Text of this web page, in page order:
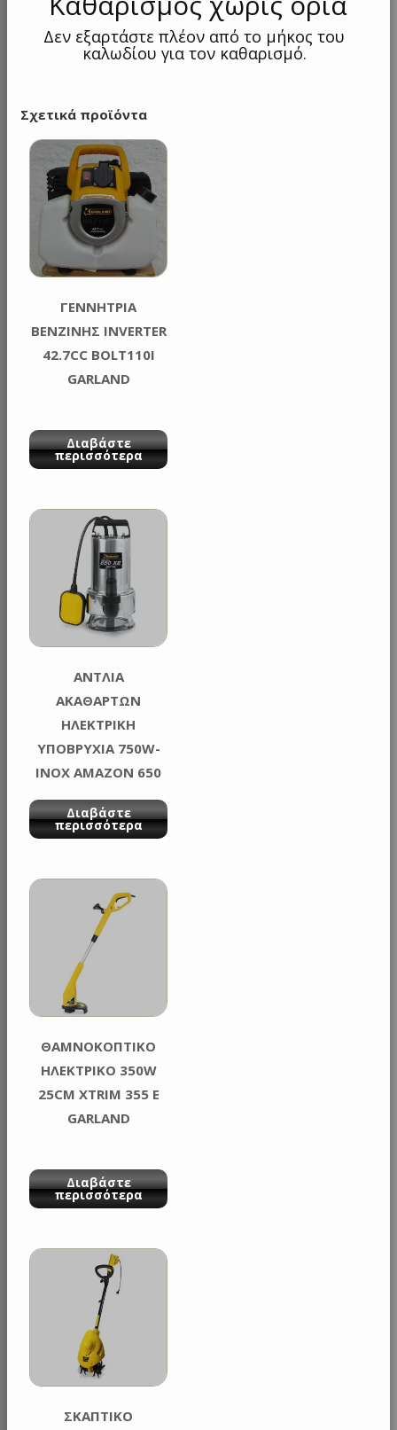
Δεν εξαρτάστε πλέον από το μήκος του
καλωδίου για τον καθαρισμό.
Σχετικά προϊόντα
ΓΕΝΝΗΤΡΙΑ
ΒΕΝΖΙΝΗΣ INVERTER
42.7CC BOLT110I
GARLAND
Διαβάστε
περισσότερα
ΑΝΤΛΙΑ
ΑΚΑΘΑΡΤΩΝ
ΗΛΕΚΤΡΙΚΗ
ΥΠΟΒΡΥΧΙΑ 750W-
INOX AMAZON 650
XE GARLAND
Διαβάστε
περισσότερα
ΘΑΜΝΟΚΟΠΤΙΚΟ
ΗΛΕΚΤΡΙΚΟ 350W
25CM XTRIM 355 E
GARLAND
Διαβάστε
περισσότερα
ΣΚΑΠΤΙΚΟ